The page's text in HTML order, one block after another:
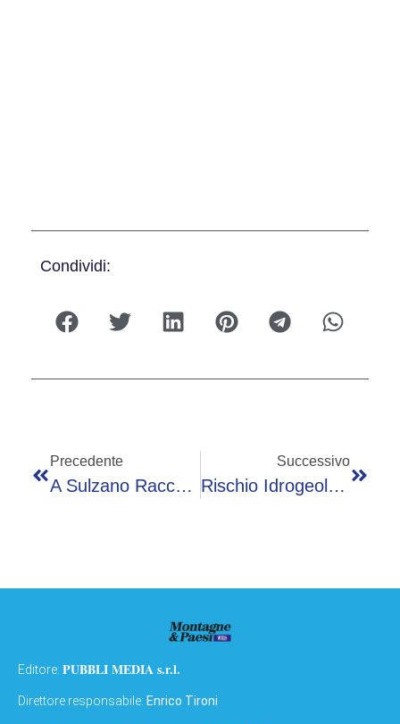
Condividi:
Precedente
A Sulzano Raccolta Di Firme Contro L’idea Di Un Parcheggio In Centro
Successivo
Rischio Idrogeologico, Approvati Da Giunta Regionale 11 Interventi
Editore: PUBBLI MEDIA s.r.l.
Direttore responsabile: Enrico Tironi